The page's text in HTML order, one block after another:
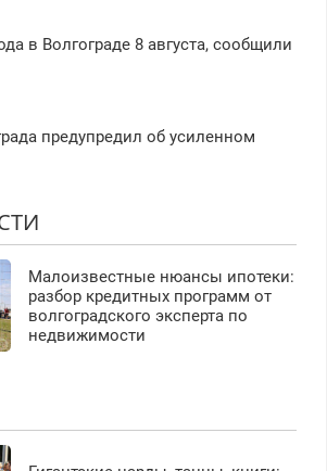
в Волгограде 8 августа, сообщили
предупредил об усиленном
Малоизвестные нюансы ипотеки:
разбор кредитных программ от
волгоградского эксперта по
недвижимости